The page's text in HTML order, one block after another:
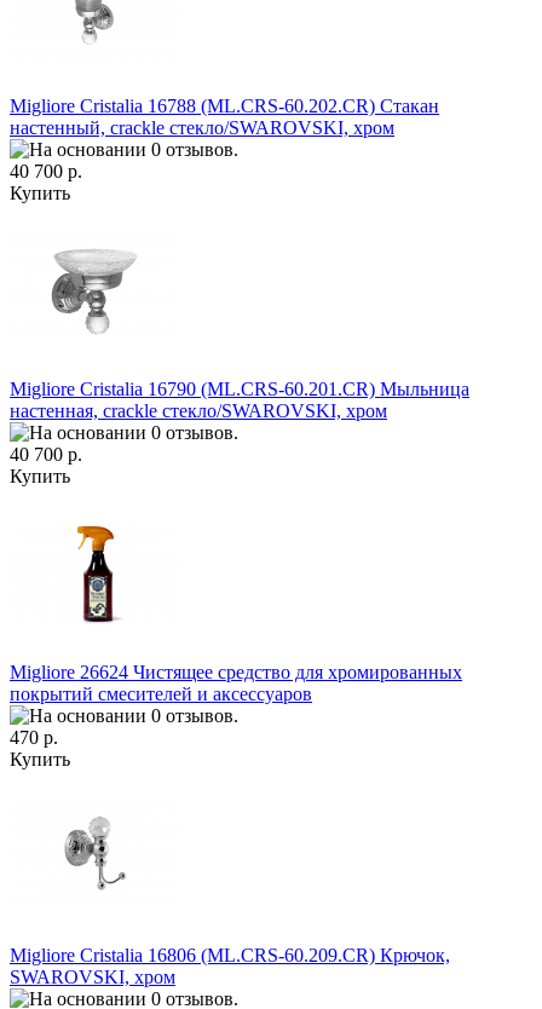
Migliore Cristalia 16788 (ML.CRS-60.202.CR) Cтакан
настенный, crackle стекло/SWAROVSKI, хром
40 700 р.
Купить
Migliore Cristalia 16790 (ML.CRS-60.201.CR) Mыльница
настенная, crackle стекло/SWAROVSKI, хром
40 700 р.
Купить
Migliore 26624 Чистящее средство для хромированных
покрытий смесителей и аксессуаров
470 р.
Купить
Migliore Cristalia 16806 (ML.CRS-60.209.CR) Крючок,
SWAROVSKI, хром